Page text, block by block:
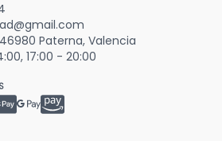
Paterna, Valencia
17:00 - 20:00